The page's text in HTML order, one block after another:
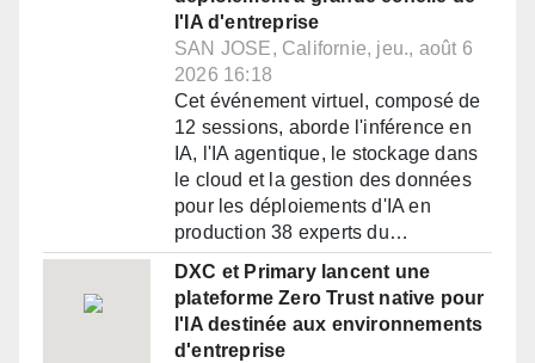
l'IA d'entreprise
SAN JOSE, Californie, jeu., août 6
2026 16:18
Cet événement virtuel, composé de
12 sessions, aborde l'inférence en
IA, l'IA agentique, le stockage dans
le cloud et la gestion des données
pour les déploiements d'IA en
production 38 experts du…
DXC et Primary lancent une
plateforme Zero Trust native pour
l'IA destinée aux environnements
d'entreprise